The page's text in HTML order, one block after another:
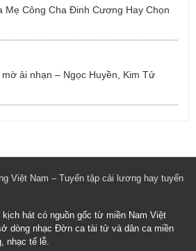
Mẹ Công Cha Đinh Cương Hay Chọn
ải nhạn – Ngọc Huyền, Kim Tử
Việt Nam – Tuyển tập cải lương hay tuyển
hát có nguồn gốc từ miền Nam Việt
dòng nhạc Đờn ca tài tử và dân ca miền
nhạc tế lễ.